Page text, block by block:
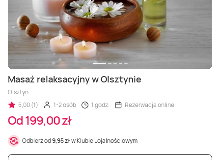
Masaż relaksacyjny w Olsztynie
Olsztyn
5,00 (1)
1-2 osób 1 godz. Rezerwacja online
Od 199,00 zł
Odbierz od9,95 złw Klubie Lojalnościowym